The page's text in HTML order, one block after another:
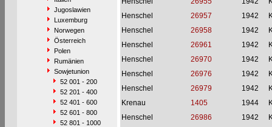
Jugoslawien
Luxemburg
Norwegen
Österreich
Polen
Rumänien
Sowjetunion
52 001 - 200
52 201 - 400
52 401 - 600
52 601 - 800
52 801 - 1000
Henschel
26957 1942
Henschel
26958 1942
Henschel
26961 1942
Henschel
26970 1942
Henschel
26976 1942
Henschel
26979 1942
Krenau
1405 1944
Henschel
26986 1942